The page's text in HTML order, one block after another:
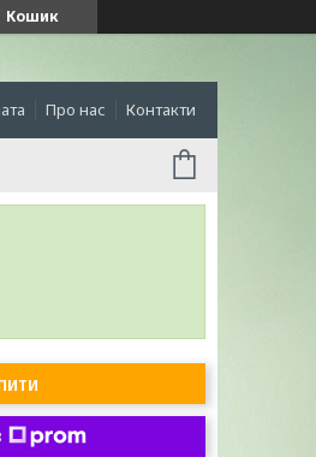
Кошик
Про нас Контакти